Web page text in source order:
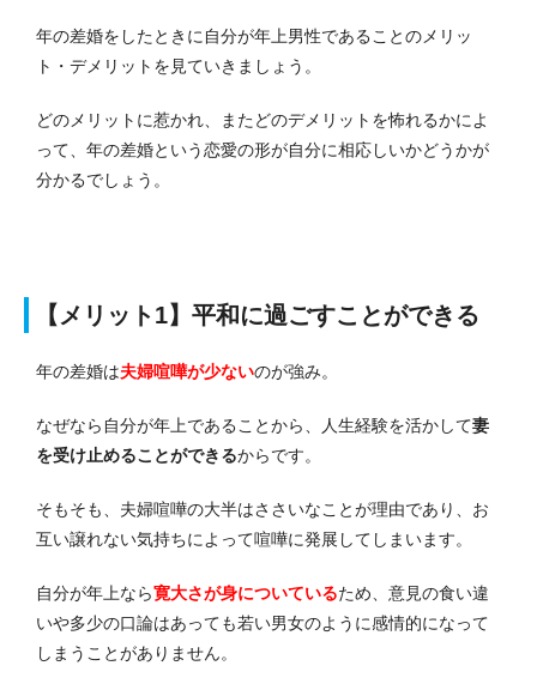
年の差婚をしたときに自分が年上男性であることのメリッ
ト・デメリットを見ていきましょう。
どのメリットに惹かれ、またどのデメリットを怖れるかによ
って、年の差婚という恋愛の形が自分に相応しいかどうかが
分かるでしょう。
【メリット1】平和に過ごすことができる
年の差婚は夫婦喧嘩が少ないのが強み。
なぜなら自分が年上であることから、人生経験を活かして妻
を受け止めることができるからです。
そもそも、夫婦喧嘩の大半はささいなことが理由であり、お
互い譲れない気持ちによって喧嘩に発展してしまいます。
自分が年上なら寛大さが身についているため、意見の食い違
いや多少の口論はあっても若い男女のように感情的になって
しまうことがありません。